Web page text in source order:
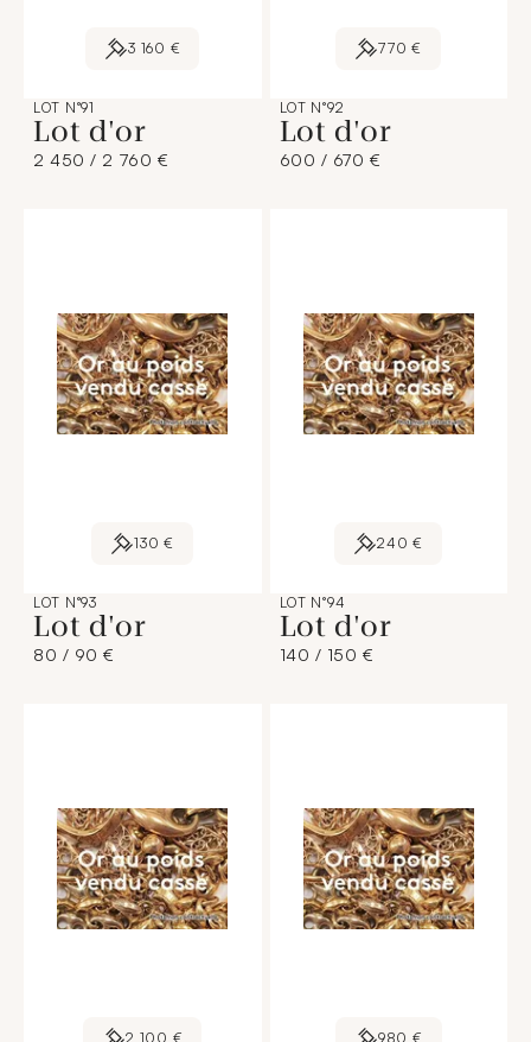
3 160 €
LOT N°91
Lot d'or
2 450 / 2 760 €
770 €
LOT N°92
Lot d'or
600 / 670 €
130 €
LOT N°93
Lot d'or
80 / 90 €
240 €
LOT N°94
Lot d'or
140 / 150 €
2 100 € 980 €